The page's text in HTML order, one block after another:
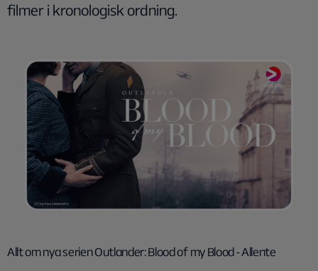
filmer i kronologisk ordning.
Allt om nya serien Outlander: Blood of my Blood - Allente